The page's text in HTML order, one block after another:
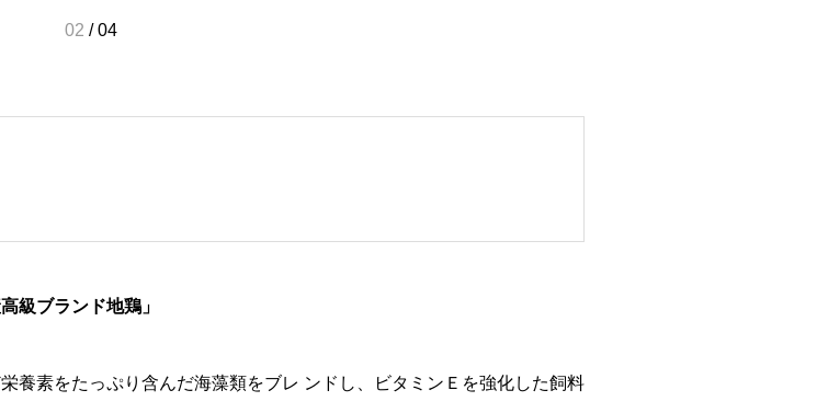
03 /04
級ブランド地鶏」
養素をたっぷり含んだ海藻類をブレ ンドし、ビタミンＥを強化した飼料